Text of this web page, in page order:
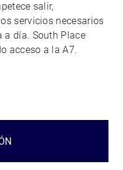
salir,
servicios necesarios
a día. South Place
acceso a la A7.